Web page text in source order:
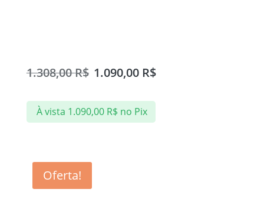
1.308,00R$ 1.090,00 R$
À vista 1.090,00 R$ no Pix
Oferta!